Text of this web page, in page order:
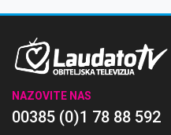
NAZOVITE NAS
00385 (0)1 78 88 592